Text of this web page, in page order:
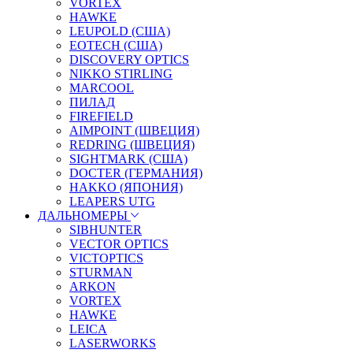
VORTEX
HAWKE
LEUPOLD (США)
EOTECH (США)
DISCOVERY OPTICS
NIKKO STIRLING
MARCOOL
ПИЛАД
FIREFIELD
AIMPOINT (ШВЕЦИЯ)
REDRING (ШВЕЦИЯ)
SIGHTMARK (США)
DOCTER (ГЕРМАНИЯ)
HAKKO (ЯПОНИЯ)
LEAPERS UTG
ДАЛЬНОМЕРЫ
SIBHUNTER
VECTOR OPTICS
VICTOPTICS
STURMAN
ARKON
VORTEX
HAWKE
LEICA
LASERWORKS